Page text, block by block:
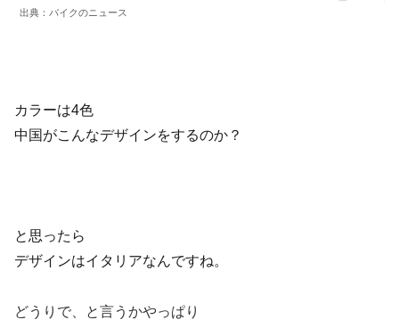
出典：バイクのニュース
カラーは4色
中国がこんなデザインをするのか？
と思ったら
デザインはイタリアなんですね。
どうりで、と言うかやっぱり